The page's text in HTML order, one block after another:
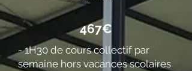
​467€
- 1H30 de cours collectif par
semaine hors vacances scolaires